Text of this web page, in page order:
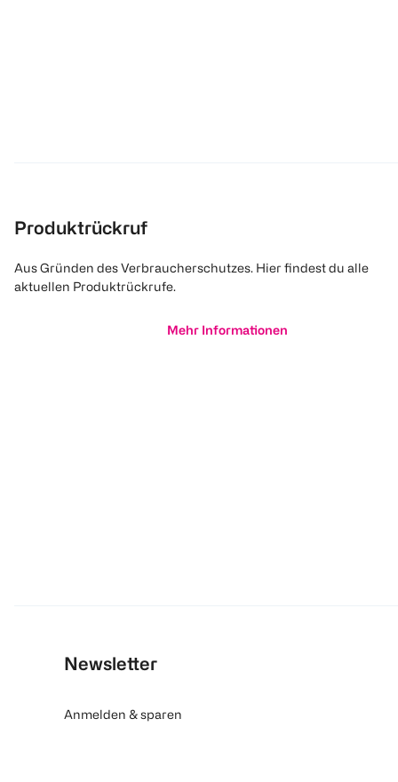
Produktrückruf
Aus Gründen des Verbraucherschutzes. Hier findest du alle
aktuellen Produktrückrufe.
Mehr Informationen
Newsletter
Anmelden & sparen